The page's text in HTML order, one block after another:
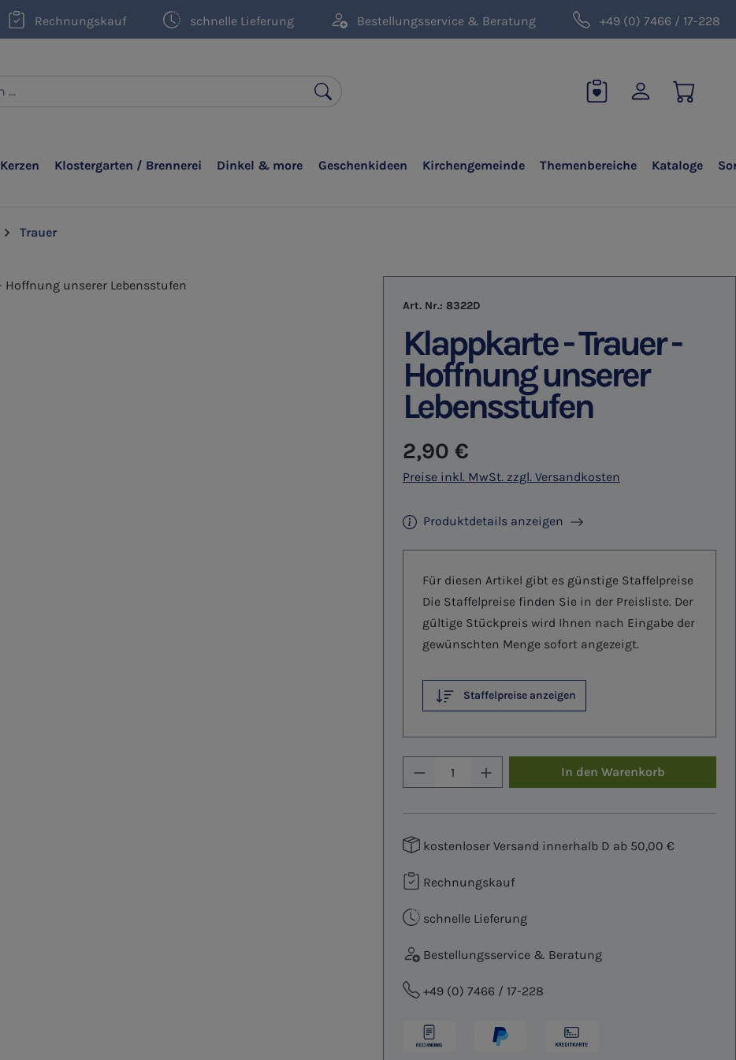
Rechnungskauf schnelle Lieferung Bestellungsservice & Beratung +49 (0) 7466 / 17-228
Kerzen Klostergarten / Brennerei Dinkel & more Geschenkideen Kirchengemeinde Themenbereiche Kataloge
Trauer
Art. Nr.: 8322D
Klappkarte - Trauer -
Hoffnung unserer
Lebensstufen
Regulärer Preis:
2,90 €
Preise inkl. MwSt. zzgl. Versandkosten
Produktdetails anzeigen
Für diesen Artikel gibt es günstige Staffelpreise
Die Staffelpreise finden Sie in der Preisliste. Der
gültige Stückpreis wird Ihnen nach Eingabe der
gewünschten Menge sofort angezeigt.
Staffelpreise anzeigen
Produkt Anzahl: Gib den
In den Warenkorb
kostenloser Versand innerhalb D ab 50,00 €
Rechnungskauf
schnelle Lieferung
Bestellungsservice & Beratung
+49 (0) 7466 / 17-228